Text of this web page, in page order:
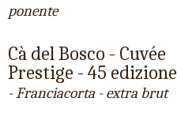
ponente
Cà del Bosco - Cuvée
Prestige - 45 edizione
- Franciacorta - extra brut